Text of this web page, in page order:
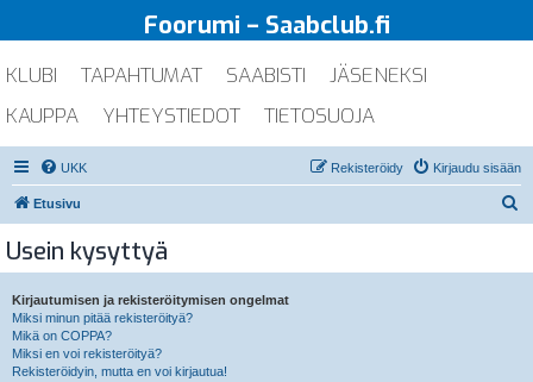
Foorumi – Saabclub.fi
KLUBI TAPAHTUMAT SAABISTI
JÄSENEKSI
KAUPPA
YHTEYSTIEDOT TIETOSUOJA
UKK Kirjaudu sisään
Rekisteröidy
Etusivu
Usein kysyttyä
Kirjautumisen ja rekisteröitymisen ongelmat
Miksi minun pitää rekisteröityä?
Mikä on COPPA?
Miksi en voi rekisteröityä?
Rekisteröidyin, mutta en voi kirjautua!